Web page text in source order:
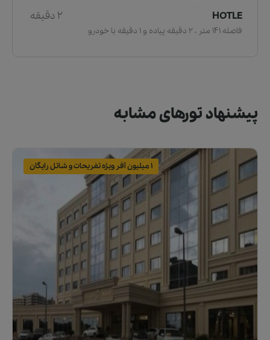
HOTLE 2 دقیقه
فاصله 141 متر ، 2 دقیقه پیاده و 1 دقیقه با خودرو
پیشنهاد تورهای مشابه
1 میلیون آفر ویژه تفریحات و شاتل رایگان